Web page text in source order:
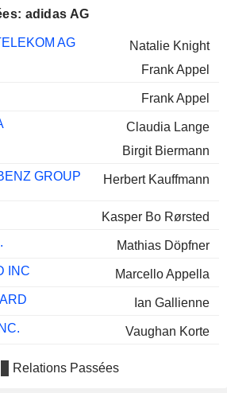
adidas AG
AG
Natalie Knight
Frank Appel
Frank Appel
Claudia Lange
Birgit Biermann
GROUP
Herbert Kauffmann
Kasper Bo Rørsted
Mathias Döpfner
INC
Marcello Appella
Ian Gallienne
Vaughan Korte
Relations Passées